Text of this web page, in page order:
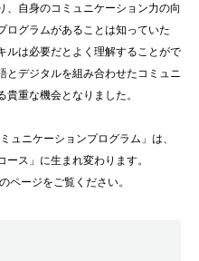
、自身のコミュニケーション力の向
ログラムがあることは知っていた
ルは必要だとよく理解することがで
とデジタルを組み合わせたコミュニ
重な機会となりました。
ニケーションプログラム」は、
ース」に生まれ変わります。
のページをご覧ください。